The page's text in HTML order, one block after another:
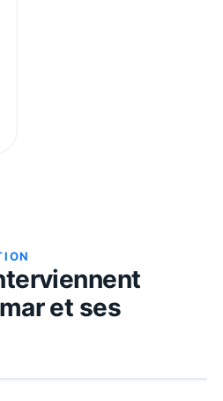
et ses